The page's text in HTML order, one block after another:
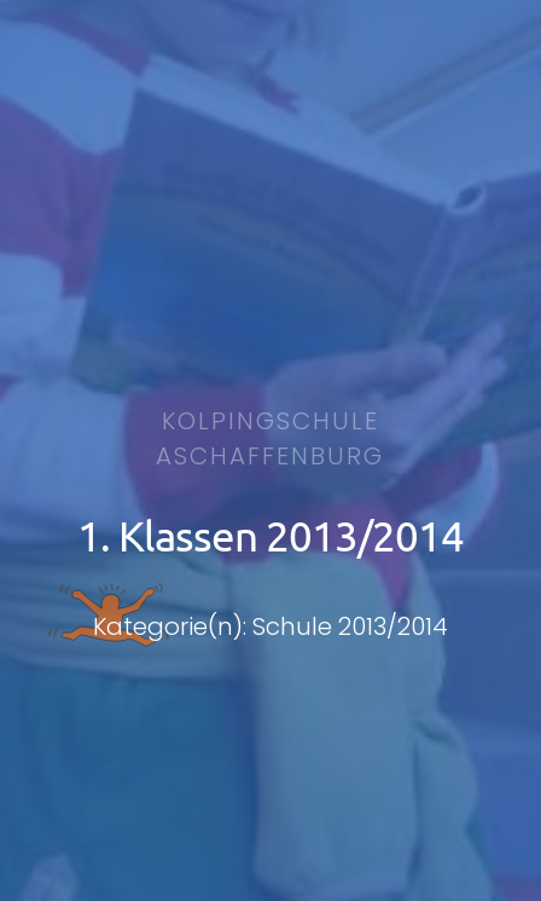
KOLPINGSCHULE
ASCHAFFENBURG
1. Klassen 2013/2014
Kategorie(n): Schule 2013/2014